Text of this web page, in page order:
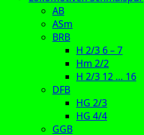
AB
ASm
BRB
H 2/3 6 – 7
Hm 2/2
H 2/3 12 … 16
DFB
HG 2/3
HG 4/4
GGB